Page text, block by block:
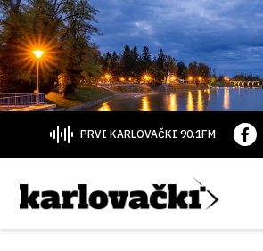
PRVI KARLOVAČKI 90.1FM